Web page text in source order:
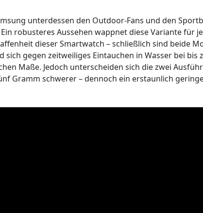
unterdessen den Outdoor-Fans und den
robusteres Aussehen wappnet diese Variante
dieser Smartwatch – schließlich sind beide
gegen zeitweiliges Eintauchen in Wasser bei
Maße. Jedoch unterscheiden sich die zwei
Gramm schwerer – dennoch ein erstaunlich